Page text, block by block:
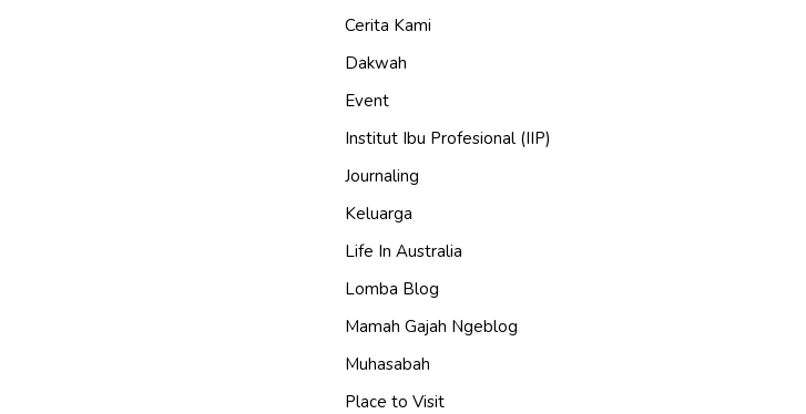
Cerita Kami
Dakwah
Event
Institut Ibu Profesional (IIP)
Journaling
Keluarga
Life In Australia
Lomba Blog
Mamah Gajah Ngeblog
Muhasabah
Place to Visit